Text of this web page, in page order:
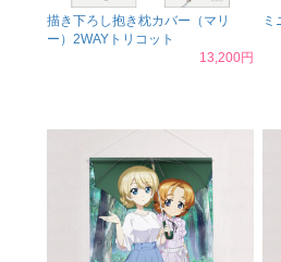
描き下ろし抱き枕カバー（マリ
ー）2WAYトリコット
13,200円
ミ